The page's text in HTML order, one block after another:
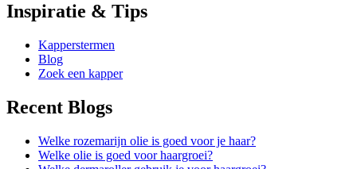
Inspiratie & Tips
Kapperstermen
Blog
Zoek een kapper
Recent Blogs
Welke rozemarijn olie is goed voor je haar?
Welke olie is goed voor haargroei?